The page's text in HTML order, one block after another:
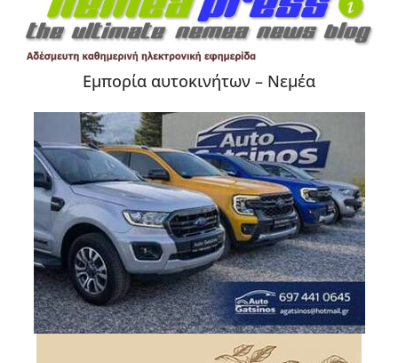
Εμπορία αυτοκινήτων – Νεμέα